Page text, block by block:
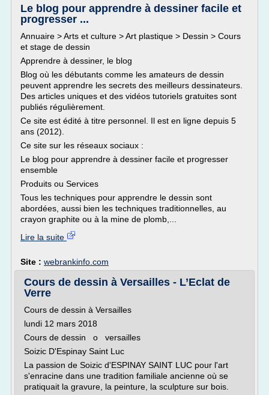
Le blog pour apprendre à dessiner facile et
progresser ...
Annuaire > Arts et culture > Art plastique > Dessin > Cours
et stage de dessin
Apprendre à dessiner, le blog
Blog où les débutants comme les amateurs de dessin
peuvent apprendre les secrets des meilleurs dessinateurs.
Des articles uniques et des vidéos tutoriels gratuites sont
publiés régulièrement.
Ce site est édité à titre personnel. Il est en ligne depuis 5
ans (2012).
Ce site sur les réseaux sociaux :
Le blog pour apprendre à dessiner facile et progresser
ensemble
Produits ou Services
Tous les techniques pour apprendre le dessin sont
abordées, aussi bien les techniques traditionnelles, au
crayon graphite ou à la mine de plomb,...
Lire la suite
Site : webrankinfo.com
Cours de dessin à Versailles - L’Eclat de
Verre
Cours de dessin à Versailles
lundi 12 mars 2018
Cours de dessin o versailles
Soizic D'Espinay Saint Luc
La passion de Soizic d'ESPINAY SAINT LUC pour l'art
s'enracine dans une tradition familiale ancienne où se
pratiquait la gravure, la peinture, la sculpture sur bois.